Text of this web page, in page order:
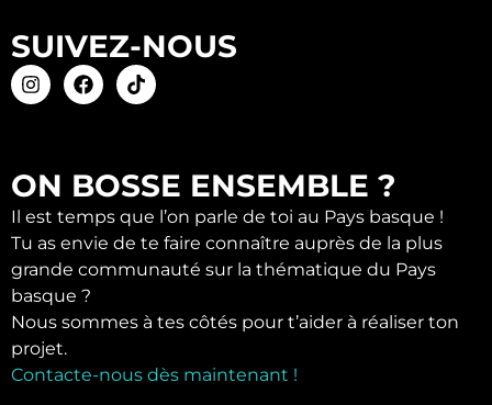
SUIVEZ-NOUS
ON BOSSE ENSEMBLE ?
Il est temps que l’on parle de toi au Pays basque !
Tu as envie de te faire connaître auprès de la plus
grande communauté sur la thématique du Pays
basque ?
Nous sommes à tes côtés pour t’aider à réaliser ton
projet.
Contacte-nous dès maintenant !